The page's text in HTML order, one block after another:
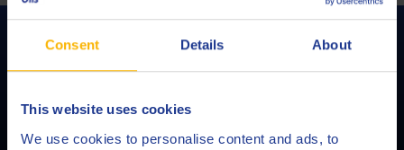
Consent Details About
This website uses cookies
We use cookies to personalise content and ads, to
Meer weten over het voorkomen van